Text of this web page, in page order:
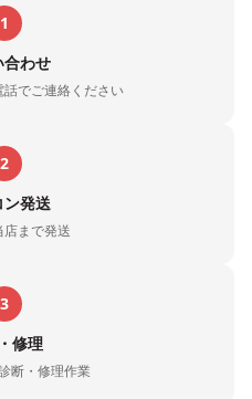
1
合わせ
でご連絡ください
2
ン発送
まで発送
3
修理
断・修理作業